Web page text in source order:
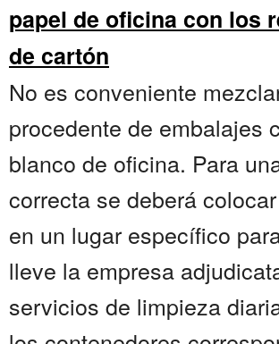
papel de oficina con los
de cartón
No es conveniente
procedente de embalajes
blanco de oficina. Para
correcta se deberá
en un lugar específico
lleve la empresa
servicios de limpieza